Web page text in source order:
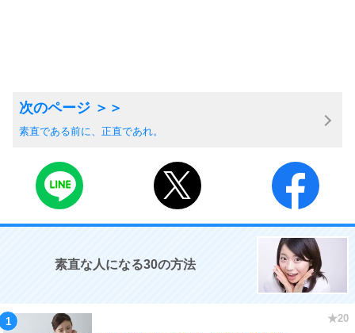
素直である前に、正直であれ。
素直な人になる30の方法